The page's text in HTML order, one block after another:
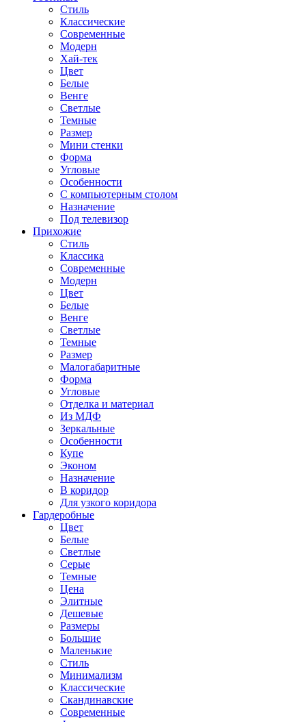
Стиль
Классические
Современные
Модерн
Хай-тек
Цвет
Белые
Венге
Светлые
Темные
Размер
Мини стенки
Форма
Угловые
Особенности
С компьютерным столом
Назначение
Под телевизор
Прихожие
Стиль
Классика
Современные
Модерн
Цвет
Белые
Венге
Светлые
Темные
Размер
Малогабаритные
Форма
Угловые
Отделка и материал
Из МДФ
Зеркальные
Особенности
Купе
Эконом
Назначение
В коридор
Для узкого коридора
Гардеробные
Цвет
Белые
Светлые
Серые
Темные
Цена
Элитные
Дешевые
Размеры
Большие
Маленькие
Стиль
Минимализм
Классические
Скандинавские
Современные